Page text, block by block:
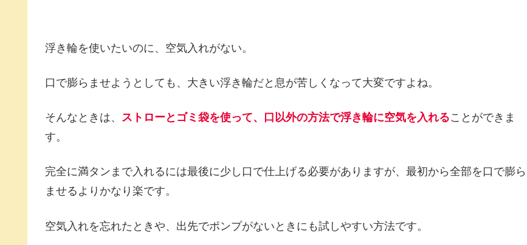
浮き輪を使いたいのに、空気入れがない。
口で膨らませようとしても、大きい浮き輪だと息が苦しくなって大変ですよね。
そんなときは、 ストローとゴミ袋を使って、口以外の方法で浮き輪に空気を入れることができま
す。
完全に満タンまで入れるには最後に少し口で仕上げる必要がありますが、最初から全部を口で膨ら
ませるよりかなり楽です。
空気入れを忘れたときや、出先でポンプがないときにも試しやすい方法です。